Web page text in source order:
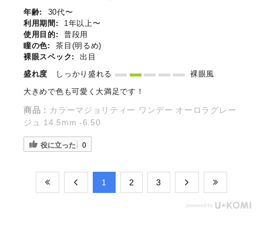
年齢:
30代〜
利用期間:
1年以上〜
使用目的:
普段用
瞳の色:
茶目(明るめ)
裸眼スペック:
出目
盛れ度
しっかり盛れる
裸眼風
大きめで色も可愛く大満足です！
商品： カラーマジョリティー ワンデー オーロラグレー
ジュ 14.5mm -6.50
役に立った 0
​1 ​2 ​3